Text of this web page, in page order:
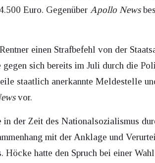
Euro. Gegenüber Apollo News
einen Strafbefehl von der
gegen sich bereits im Juli durch die
staatlich anerkannte Meldestelle
vor.
der Zeit des Nationalsozialismus
mit der Anklage und
hatte den Spruch bei einer